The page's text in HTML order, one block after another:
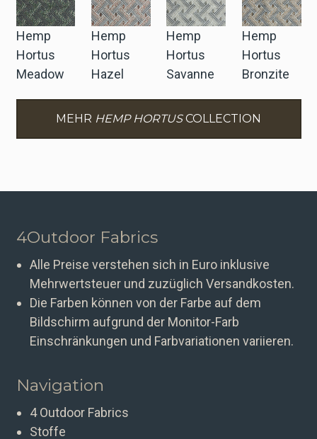
Hemp
Hortus
Meadow
Hemp
Hortus
Hazel
Hemp
Hortus
Savanne
Hemp
Hortus
Bronzite
MEHR HEMP HORTUSCOLLECTION
4Outdoor Fabrics
Alle Preise verstehen sich in Euro inklusive
Mehrwertsteuer und zuzüglich Versandkosten.
Die Farben können von der Farbe auf dem
Bildschirm aufgrund der Monitor-Farb
Einschränkungen und Farbvariationen variieren.
Navigation
4 Outdoor Fabrics
Stoffe